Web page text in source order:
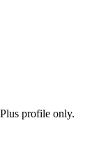
profile only.